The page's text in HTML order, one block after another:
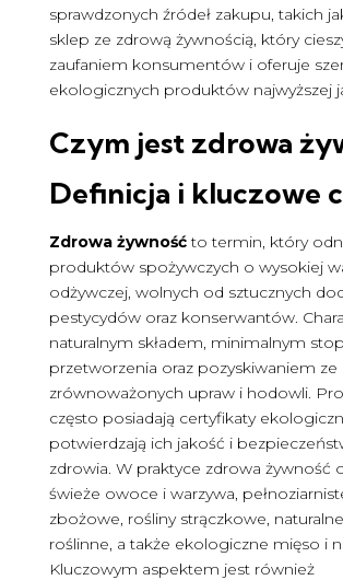
sprawdzonych źródeł zakupu, takich
sklep ze zdrową żywnością, który
zaufaniem konsumentów i oferuje
ekologicznych produktów najwyższej
Czym jest zdrowa
Definicja i kluczowe
Zdrowa żywnośćto termin, który
produktów spożywczych o wysokiej
odżywczej, wolnych od sztucznych
pestycydów oraz konserwantów.
naturalnym składem, minimalnym
przetworzenia oraz pozyskiwaniem ze
zrównoważonych upraw i hodowli.
często posiadają certyfikaty
potwierdzają ich jakość i
zdrowia. W praktyce zdrowa żywność
świeże owoce i warzywa,
zbożowe, rośliny strączkowe,
roślinne, a także ekologiczne mięso i
Kluczowym aspektem jest również